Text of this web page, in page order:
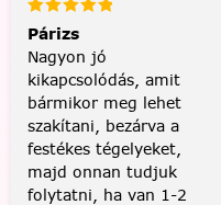
Párizs
Nagyon jó
kikapcsolódás, amit
bármikor meg lehet
szakítani, bezárva a
festékes tégelyeket,
majd onnan tudjuk
folytatni, ha van 1-2